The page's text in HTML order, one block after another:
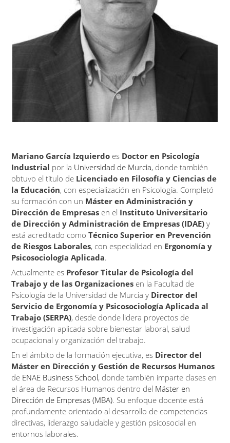
Mariano García Izquierdo es Doctor en Psicología
Industrial por la Universidad de Murcia, donde también
obtuvo el título de Licenciado en Filosofía y Ciencias de
la Educación, con especialización en Psicología. Completó
su formación con un Máster en Administración y
Dirección de Empresas en el Instituto Universitario
de Dirección y Administración de Empresas (IDAE) y
está acreditado comoTécnico Superior en Prevención
de Riesgos Laborales, con especialidad en Ergonomía y
Psicosociología Aplicada.
Actualmente es Profesor Titular de Psicología del
Trabajo y de las Organizaciones en la Facultad de
Psicología de la Universidad de Murcia y Director del
Servicio de Ergonomía y Psicosociología Aplicada al
Trabajo (SERPA), desde donde lidera proyectos de
investigación aplicada sobre bienestar laboral, salud
ocupacional y organización del trabajo.
En el ámbito de la formación ejecutiva, es Director del
Máster en Dirección y Gestión de Recursos Humanos
de ENAE Business School, donde también imparte clases en
el área de Recursos Humanos dentro del Máster en
Dirección de Empresas (MBA). Su enfoque docente está
profundamente orientado al desarrollo de competencias
directivas, liderazgo saludable y gestión psicosocial en
entornos laborales.